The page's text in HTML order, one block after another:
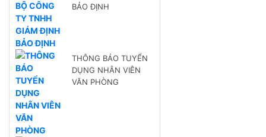
BẢO ĐỊNH
THÔNG BÁO TUYỂN
DỤNG NHÂN VIÊN
VĂN PHÒNG